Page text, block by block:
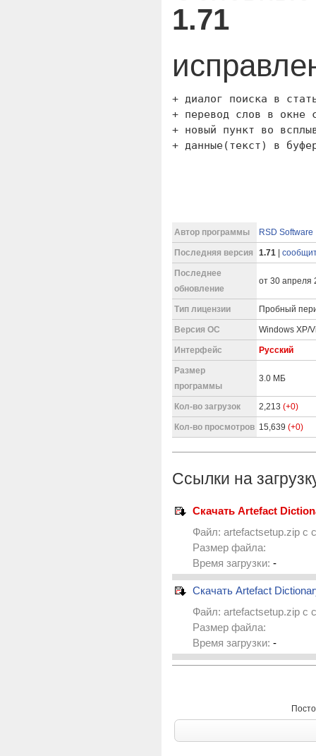
1.71
+ диалог поиска в
+ перевод слов в окне
+ новый пункт во
+ данные(текст) в
Автор программы RSD Software
Последняя версия 1.71
Последнее
обновление
от 30 апреля
Тип лицензии Пробный
Версия ОС Windows XP/
Интерфейс Русский
Размер
программы
3.0 МБ
Кол-во загрузок 2,213 (+0)
Кол-во просмотров 15,639 (+0)
Ссылки на
Скачать Artefact
Файл: artefactsetup.zip с
Размер файла:
Время загрузки: -
Скачать Artefact
Файл: artefactsetup.zip с
Размер файла:
Время загрузки: -